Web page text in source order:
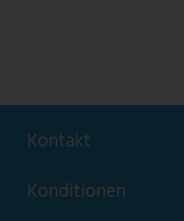
Kontakt
Konditionen